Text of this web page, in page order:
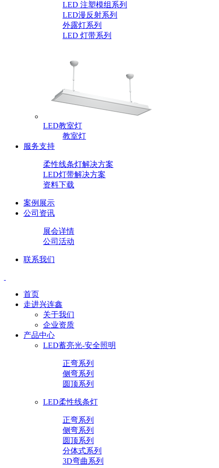
LED 注塑模组系列
LED漫反射系列
外露灯系列
LED 灯带系列
LED教室灯
教室灯
服务支持
柔性线条灯解决方案
LED灯带解决方案
资料下载
案例展示
公司资讯
展会详情
公司活动
联系我们
首页
走进兴连鑫
关于我们
企业资质
产品中心
LED蓄亮光-安全照明
正弯系列
侧弯系列
圆顶系列
LED柔性线条灯
正弯系列
侧弯系列
圆顶系列
分体式系列
3D弯曲系列